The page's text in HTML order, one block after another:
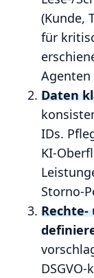
(Kunde,
für
Agenten
Daten
IDs.
Rechte-